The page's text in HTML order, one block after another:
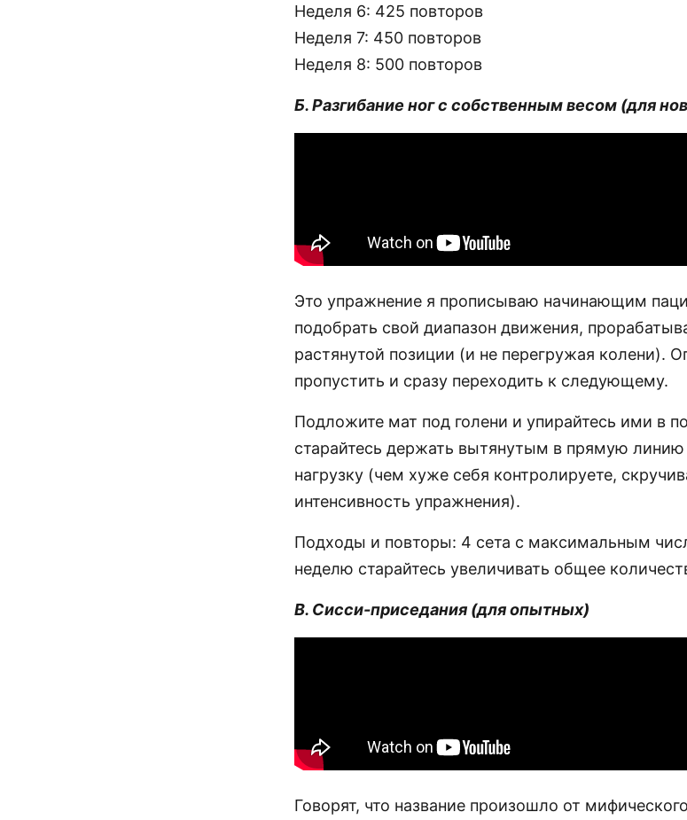
Неделя 6: 425 повторов
Неделя 7: 450 повторов
Неделя 8: 500 повторов
Б. Разгибание ног с собственным весом (для
Это упражнение я прописываю начинающим
подобрать свой диапазон движения,
растянутой позиции (и не перегружая колени).
пропустить и сразу переходить к следующему.
Подложите мат под голени и упирайтесь ими в
старайтесь держать вытянутым в прямую линию
нагрузку (чем хуже себя контролируете,
интенсивность упражнения).
Подходы и повторы: 4 сета с максимальным
неделю старайтесь увеличивать общее
В. Сисси-приседания (для опытных)
Говорят, что название произошло от